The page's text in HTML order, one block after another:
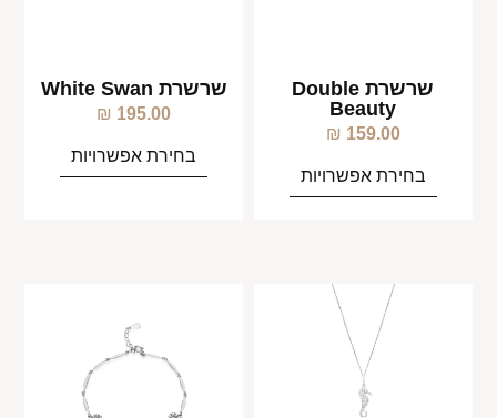
שרשרת Double
Beauty
159.00
₪
בחירת אפשרויות
שרשרת White Swan
195.00
₪
בחירת אפשרויות